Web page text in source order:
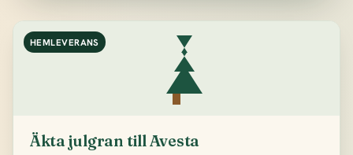
HEMLEVERANS
Äkta julgran till Avesta